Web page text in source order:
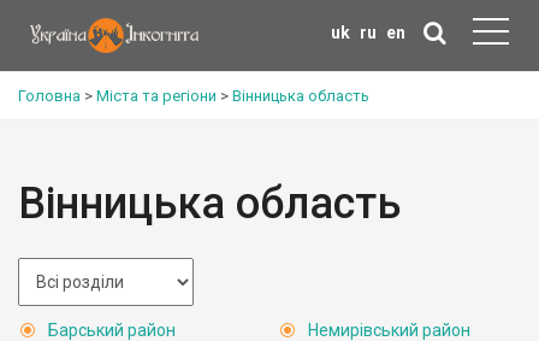
uk ru en
Головна > Міста та регіони > Вінницька область
Вінницька область
Барський район
Немирівський район